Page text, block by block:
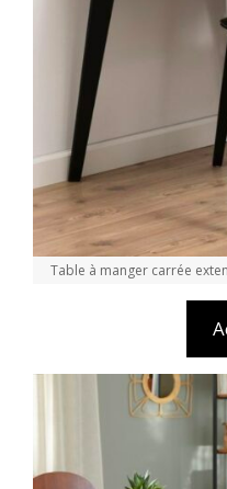
Table à manger carrée